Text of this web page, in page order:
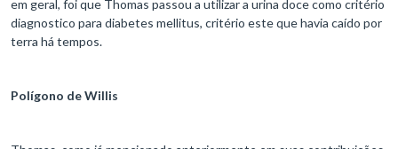
em geral, foi que Thomas passou a utilizar a urina doce como critério
diagnostico para diabetes mellitus, critério este que havia caído por
terra há tempos.
Polígono de Willis